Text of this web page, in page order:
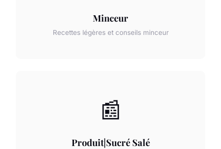
Minceur
Recettes légères et conseils minceur
📰
Produit|Sucré Salé